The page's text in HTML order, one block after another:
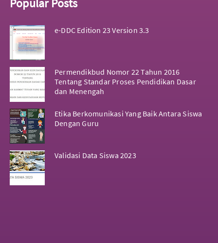
Popular Posts
e-DDC Edition 23 Version 3.3
Permendikbud Nomor 22 Tahun 2016
Tentang Standar Proses Pendidikan Dasar
dan Menengah
Etika Berkomunikasi Yang Baik Antara Siswa
Dengan Guru
Validasi Data Siswa 2023